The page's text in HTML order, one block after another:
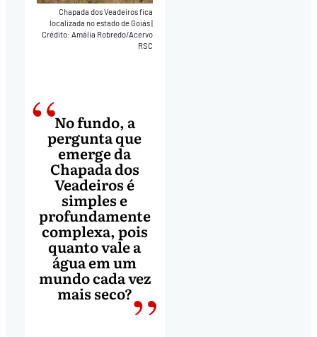
Chapada dos Veadeiros fica
localizada no estado de Goiás
Crédito: Amália Robredo/Acervo
RSC
No fundo, a
pergunta que
emerge da
Chapada dos
Veadeiros é
simples e
profundamente
complexa, pois
quanto vale a
água em um
mundo cada vez
mais seco?